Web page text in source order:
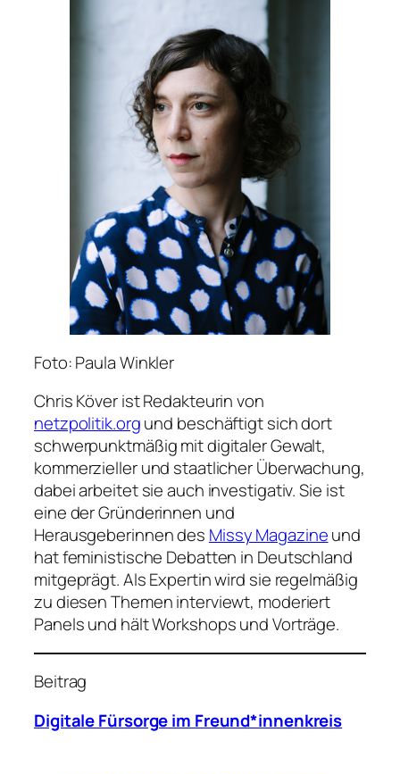
Foto: Paula Winkler
Chris Köver ist Redakteurin von
netzpolitik.orgund beschäftigt sich dort
schwerpunktmäßig mit digitaler Gewalt,
kommerzieller und staatlicher Überwachung,
dabei arbeitet sie auch investigativ. Sie ist
eine der Gründerinnen und
Herausgeberinnen des Missy Magazineund
hat feministische Debatten in Deutschland
mitgeprägt. Als Expertin wird sie regelmäßig
zu diesen Themen interviewt, moderiert
Panels und hält Workshops und Vorträge.
Beitrag
Digitale Fürsorge im Freund*innenkreis